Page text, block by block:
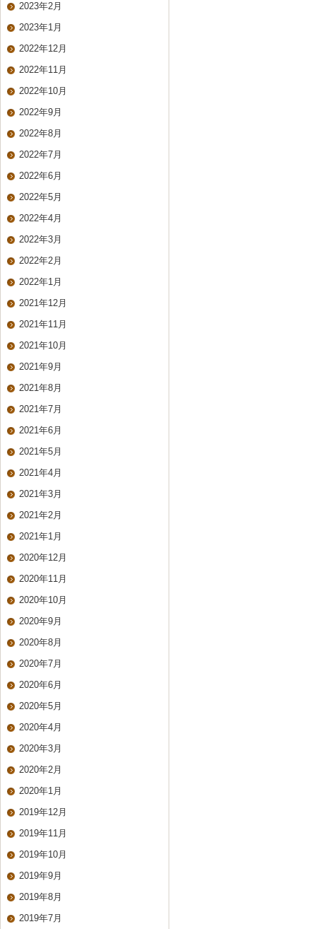
2023年2月
2023年1月
2022年12月
2022年11月
2022年10月
2022年9月
2022年8月
2022年7月
2022年6月
2022年5月
2022年4月
2022年3月
2022年2月
2022年1月
2021年12月
2021年11月
2021年10月
2021年9月
2021年8月
2021年7月
2021年6月
2021年5月
2021年4月
2021年3月
2021年2月
2021年1月
2020年12月
2020年11月
2020年10月
2020年9月
2020年8月
2020年7月
2020年6月
2020年5月
2020年4月
2020年3月
2020年2月
2020年1月
2019年12月
2019年11月
2019年10月
2019年9月
2019年8月
2019年7月